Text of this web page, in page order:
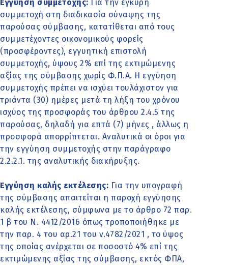
Εγγύηση συμμετοχής: Για την έγκυρη
συμμετοχή στη διαδικασία σύναψης της
παρούσας σύμβασης, κατατίθεται από τους
συμμετέχοντες οικονομικούς φορείς
(προσφέροντες), εγγυητική επιστολή
συμμετοχής, ύψους 2% επί της εκτιμώμενης
αξίας της σύμβασης χωρίς Φ.Π.Α. Η εγγύηση
συμμετοχής πρέπει να ισχύει τουλάχιστον για
τριάντα (30) ημέρες μετά τη λήξη του χρόνου
ισχύος της προσφοράς του άρθρου 2.4.5 της
παρούσας, δηλαδή για επτά (7) μήνες , άλλως η
προσφορά απορρίπτεται. Αναλυτικά οι όροι για
την εγγύηση συμμετοχής στην παράγραφο
2.2.2.1. της αναλυτικής διακήρυξης.
Εγγύηση καλής εκτέλεσης: Για την υπογραφή
της σύμβασης απαιτείται η παροχή εγγύησης
καλής εκτέλεσης, σύμφωνα με το άρθρο 72 παρ.
1 β του Ν. 4412/2016 όπως τροποποιήθηκε με
την παρ. 4 του αρ.21 του ν.4782/2021 , το ύψος
της οποίας ανέρχεται σε ποσοστό 4% επί της
εκτιμώμενης αξίας της σύμβασης, εκτός ΦΠΑ,